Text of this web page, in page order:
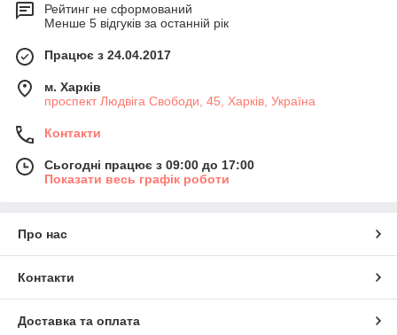
Рейтинг не сформований
Менше 5 відгуків за останній рік
Працює з 24.04.2017
м. Харків
проспект Людвіга Свободи, 45, Харків, Україна
Контакти
Сьогодні працює з 09:00 до 17:00
Показати весь графік роботи
Про нас
Контакти
Доставка та оплата